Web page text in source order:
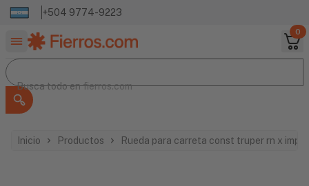
+504 9774-9223
0
Buscar productos
Busca todo en
Busca todo enfierros.com
Inicio Productos Rueda para carreta const truper rn x